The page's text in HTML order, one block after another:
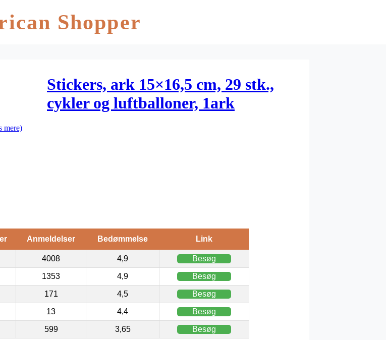
Shopper
Stickers, ark 15×16,5 cm, 29 stk.,
cykler og luftballoner, 1ark
mere)
Anmeldelser Bedømmelse Link
4008 4,9 Besøg
1353 4,9 Besøg
171 4,5 Besøg
13 4,4 Besøg
599 3,65 Besøg